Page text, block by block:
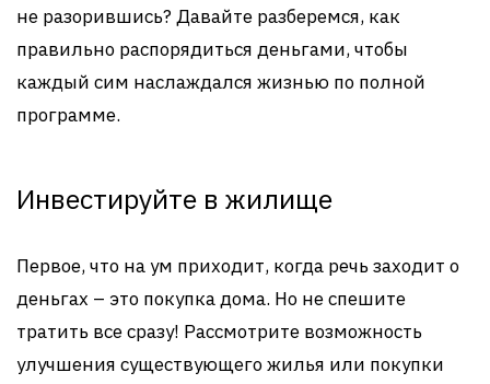
не разорившись? Давайте разберемся, как
правильно распорядиться деньгами, чтобы
каждый сим наслаждался жизнью по полной
программе.
Инвестируйте в жилище
Первое, что на ум приходит, когда речь заходит о
деньгах – это покупка дома. Но не спешите
тратить все сразу! Рассмотрите возможность
улучшения существующего жилья или покупки